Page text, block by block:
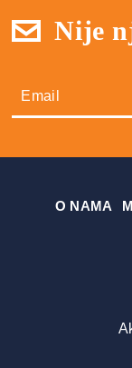
Nije
О NAMA